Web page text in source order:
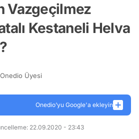
Vazgeçilmez
Kestaneli Helva
Üyesi
Onedio’yu Google'a ekleyin
22.09.2020 - 23:43